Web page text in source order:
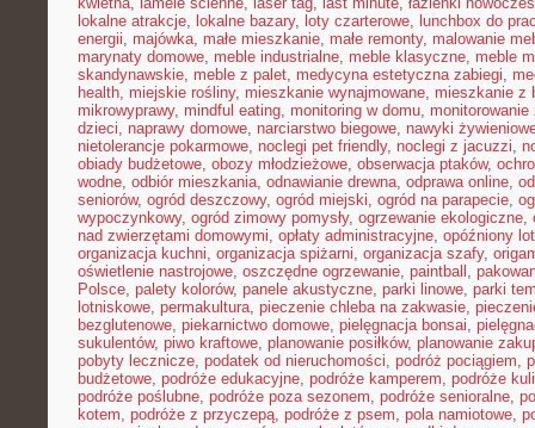
lokalne atrakcje, lokalne bazary, loty czarterowe, lunchbox do
energii, majówka, małe mieszkanie, małe remonty, malowanie
marynaty domowe, meble industrialne, meble klasyczne, meble
skandynawskie, meble z palet, medycyna estetyczna zabiegi,
health, miejskie rośliny, mieszkanie wynajmowane, mieszkanie z
mikrowyprawy, mindful eating, monitoring w domu, monitorowanie
dzieci, naprawy domowe, narciarstwo biegowe, nawyki
nietolerancje pokarmowe, noclegi pet friendly, noclegi z jacuzzi,
obiady budżetowe, obozy młodzieżowe, obserwacja ptaków,
wodne, odbiór mieszkania, odnawianie drewna, odprawa online,
seniorów, ogród deszczowy, ogród miejski, ogród na parapecie,
wypoczynkowy, ogród zimowy pomysły, ogrzewanie ekologiczne,
nad zwierzętami domowymi, opłaty administracyjne, opóźniony lot
organizacja kuchni, organizacja spiżarni, organizacja szafy,
oświetlenie nastrojowe, oszczędne ogrzewanie, paintball ,
Polsce, palety kolorów, panele akustyczne, parki linowe, parki
lotniskowe, permakultura, pieczenie chleba na zakwasie,
bezglutenowe, piekarnictwo domowe, pielęgnacja bonsai,
sukulentów, piwo kraftowe, planowanie posiłków, planowanie
pobyty lecznicze, podatek od nieruchomości, podróż pociągiem,
budżetowe, podróże edukacyjne, podróże kamperem, podróże
podróże poślubne, podróże poza sezonem, podróże senioralne,
kotem, podróże z przyczepą, podróże z psem, pola namiotowe,